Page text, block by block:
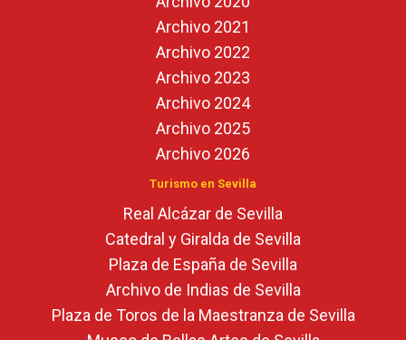
Archivo 2021
Archivo 2022
Archivo 2023
Archivo 2024
Archivo 2025
Archivo 2026
Turismo en Sevilla
Real Alcázar de Sevilla
Catedral y Giralda de Sevilla
Plaza de España de Sevilla
Archivo de Indias de Sevilla
Plaza de Toros de la Maestranza de Sevilla